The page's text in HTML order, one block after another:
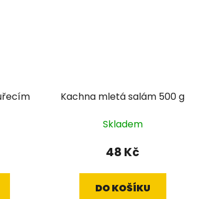
Kachna mletá salám 500 g
Skladem
48 Kč
DO KOŠÍKU